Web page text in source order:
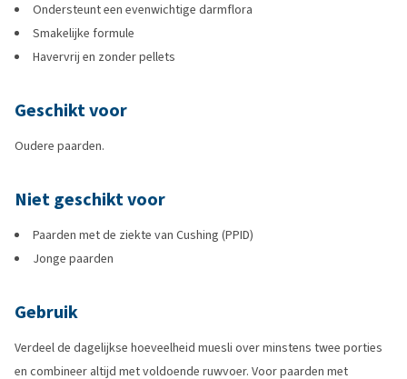
Ondersteunt een evenwichtige darmflora
Smakelijke formule
Havervrij en zonder pellets
Geschikt voor
Oudere paarden.
Niet geschikt voor
Paarden met de ziekte van Cushing (PPID)
Jonge paarden
Gebruik
Verdeel de dagelijkse hoeveelheid muesli over minstens twee porties
en combineer altijd met voldoende ruwvoer. Voor paarden met